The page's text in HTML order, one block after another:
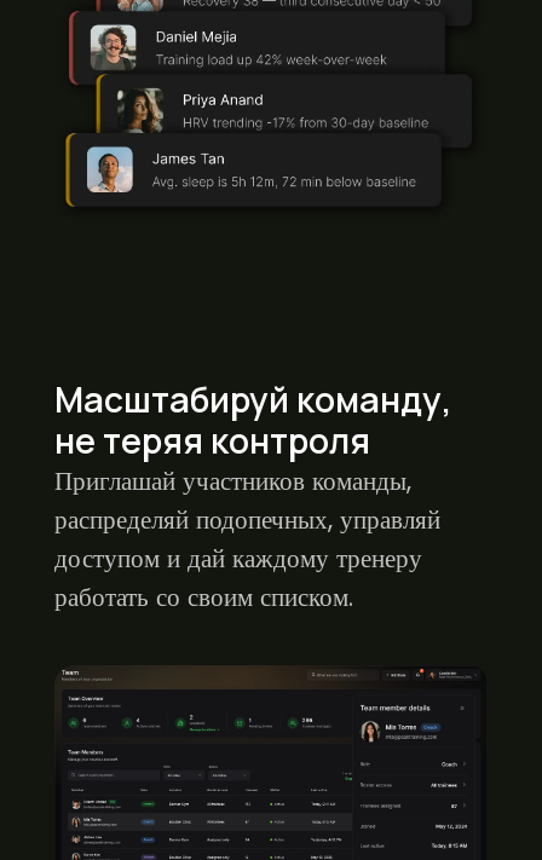
Масштабируй команду,
не теряя контроля
Приглашай участников команды,
распределяй подопечных, управляй
доступом и дай каждому тренеру
работать со своим списком.